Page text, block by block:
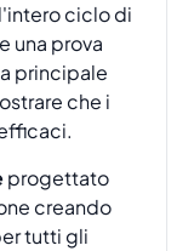
ciclo di
una prova
principale
che i
progettato
creando
tutti gli